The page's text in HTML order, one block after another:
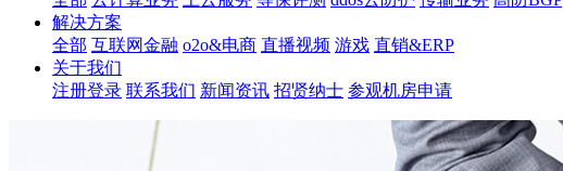
解决方案
全部 互联网金融 o2o&电商 直播视频 游戏 直销&ERP
关于我们
注册登录 联系我们 新闻资讯 招贤纳士 参观机房申请